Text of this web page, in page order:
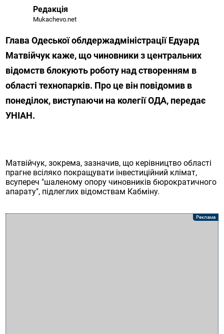
Редакція
Mukachevo.net
Глава Одеської облдержадміністрації Едуард
Матвійчук каже, що чиновники з центральних
відомств блокують роботу над створенням в
області технопарків. Про це він повідомив в
понеділок, виступаючи на колегії ОДА, передає
УНІАН.
Матвійчук, зокрема, зазначив, що керівництво області
прагне всіляко покращувати інвестиційний клімат,
всупереч "шаленому опору чиновників бюрократичного
апарату", підлеглих відомствам Кабміну.